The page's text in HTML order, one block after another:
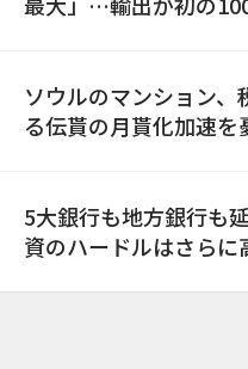
ソウルのマンション、
る伝貰の月貰化加速を
5大銀行も地方銀行も
資のハードルはさらに